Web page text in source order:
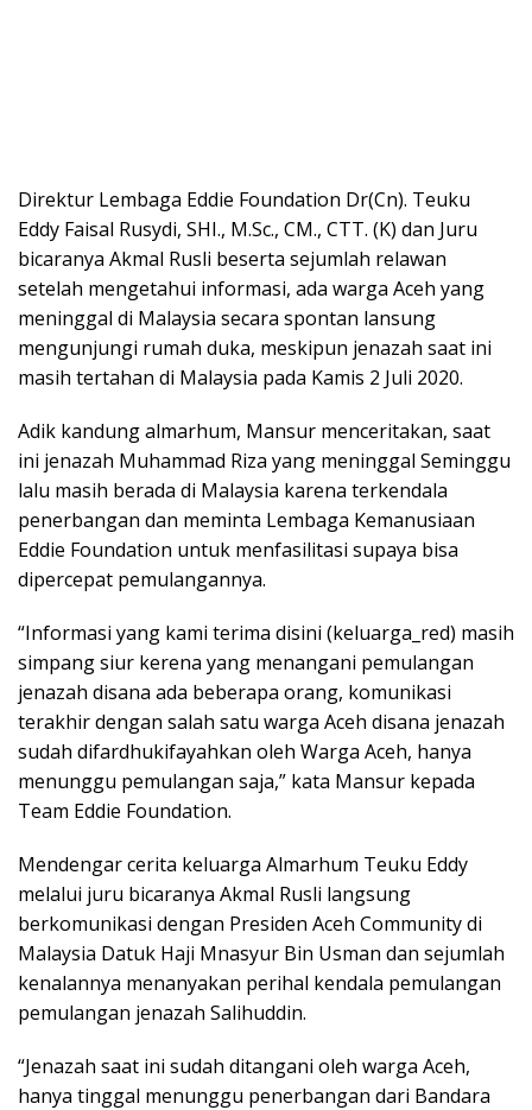
Direktur Lembaga Eddie Foundation Dr(Cn). Teuku
Eddy Faisal Rusydi, SHI., M.Sc., CM., CTT. (K) dan Juru
bicaranya Akmal Rusli beserta sejumlah relawan
setelah mengetahui informasi, ada warga Aceh yang
meninggal di Malaysia secara spontan lansung
mengunjungi rumah duka, meskipun jenazah saat ini
masih tertahan di Malaysia pada Kamis 2 Juli 2020.
Adik kandung almarhum, Mansur menceritakan, saat
ini jenazah Muhammad Riza yang meninggal Seminggu
lalu masih berada di Malaysia karena terkendala
penerbangan dan meminta Lembaga Kemanusiaan
Eddie Foundation untuk menfasilitasi supaya bisa
dipercepat pemulangannya.
“Informasi yang kami terima disini (keluarga_red) masih
simpang siur kerena yang menangani pemulangan
jenazah disana ada beberapa orang, komunikasi
terakhir dengan salah satu warga Aceh disana jenazah
sudah difardhukifayahkan oleh Warga Aceh, hanya
menunggu pemulangan saja,” kata Mansur kepada
Team Eddie Foundation.
Mendengar cerita keluarga Almarhum Teuku Eddy
melalui juru bicaranya Akmal Rusli langsung
berkomunikasi dengan Presiden Aceh Community di
Malaysia Datuk Haji Mnasyur Bin Usman dan sejumlah
kenalannya menanyakan perihal kendala pemulangan
pemulangan jenazah Salihuddin.
“Jenazah saat ini sudah ditangani oleh warga Aceh,
hanya tinggal menunggu penerbangan dari Bandara